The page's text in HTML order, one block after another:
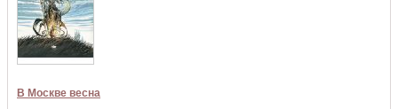
В Москве весна